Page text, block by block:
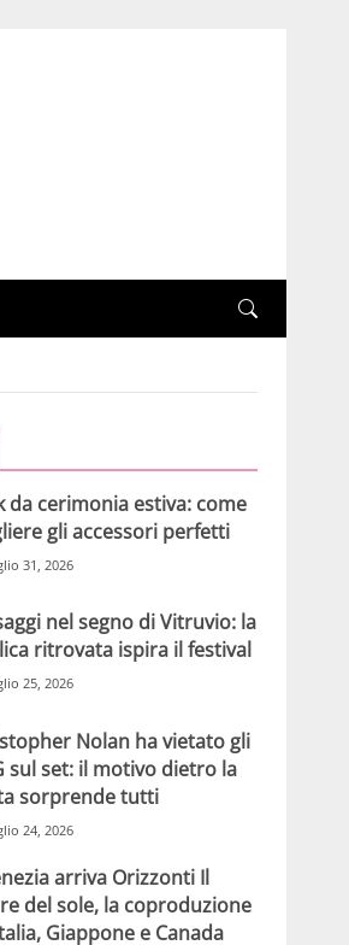
da cerimonia estiva: come
gli accessori perfetti
31, 2026
nel segno di Vitruvio: la
ritrovata ispira il festival
25, 2026
Nolan ha vietato gli
sul set: il motivo dietro la
sorprende tutti
24, 2026
arriva Orizzonti Il
del sole, la coproduzione
Giappone e Canada